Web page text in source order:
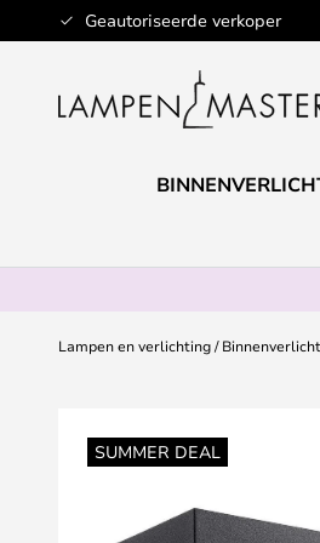
Geautoriseerde verkoper
Ga
naar
inhoud
Lampen en verlichting
SUMMER DEAL
naar